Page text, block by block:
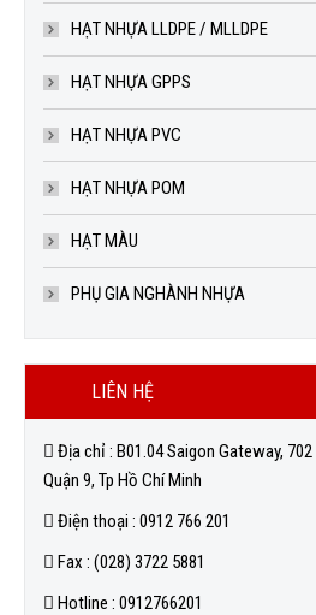
HẠT NHỰA LLDPE / MLLDPE
HẠT NHỰA GPPS
HẠT NHỰA PVC
HẠT NHỰA POM
HẠT MÀU
PHỤ GIA NGHÀNH NHỰA
LIÊN HỆ
Địa chỉ : B01.04 Saigon Gateway,
Quận 9, Tp Hồ Chí Minh
Điện thoại : 0912 766 201
Fax : (028) 3722 5881
Hotline : 0912766201